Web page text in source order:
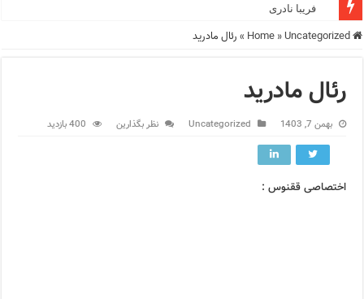
فریبا نادری
فریدونشهر
Home
» Uncategorized
»رئال مادرید
رئال مادرید
بهمن 7, 1403 Uncategorized نظر بگذارین 400 بازدید
اختصاصی ققنوس :